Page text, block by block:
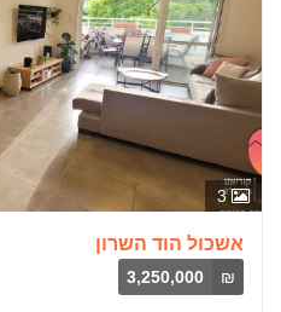
3
אשכול הוד השרון
₪
3,250,000